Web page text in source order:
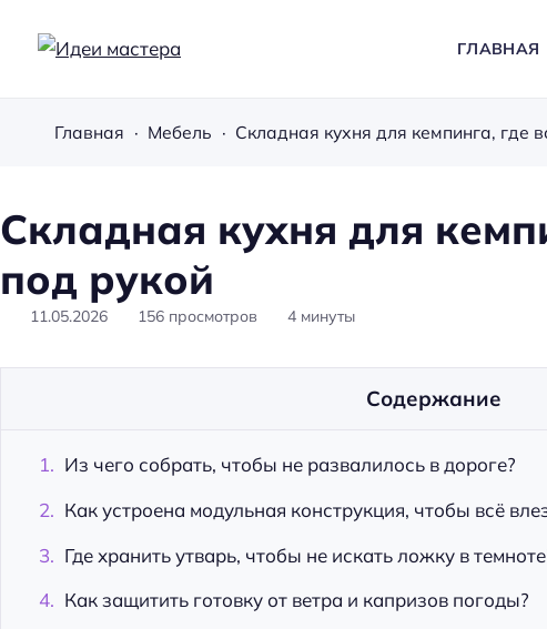
а
т
е
ГЛАВНАЯ
Главная Мебель Складная кухня для кемпинга, где
Складная кухня для
под рукой
11.05.2026 156 просмотров 4 минуты
Содержание
Из чего собрать, чтобы не развалилось в дороге?
Как устроена модульная конструкция, чтобы всё
Где хранить утварь, чтобы не искать ложку в
Как защитить готовку от ветра и капризов погоды?